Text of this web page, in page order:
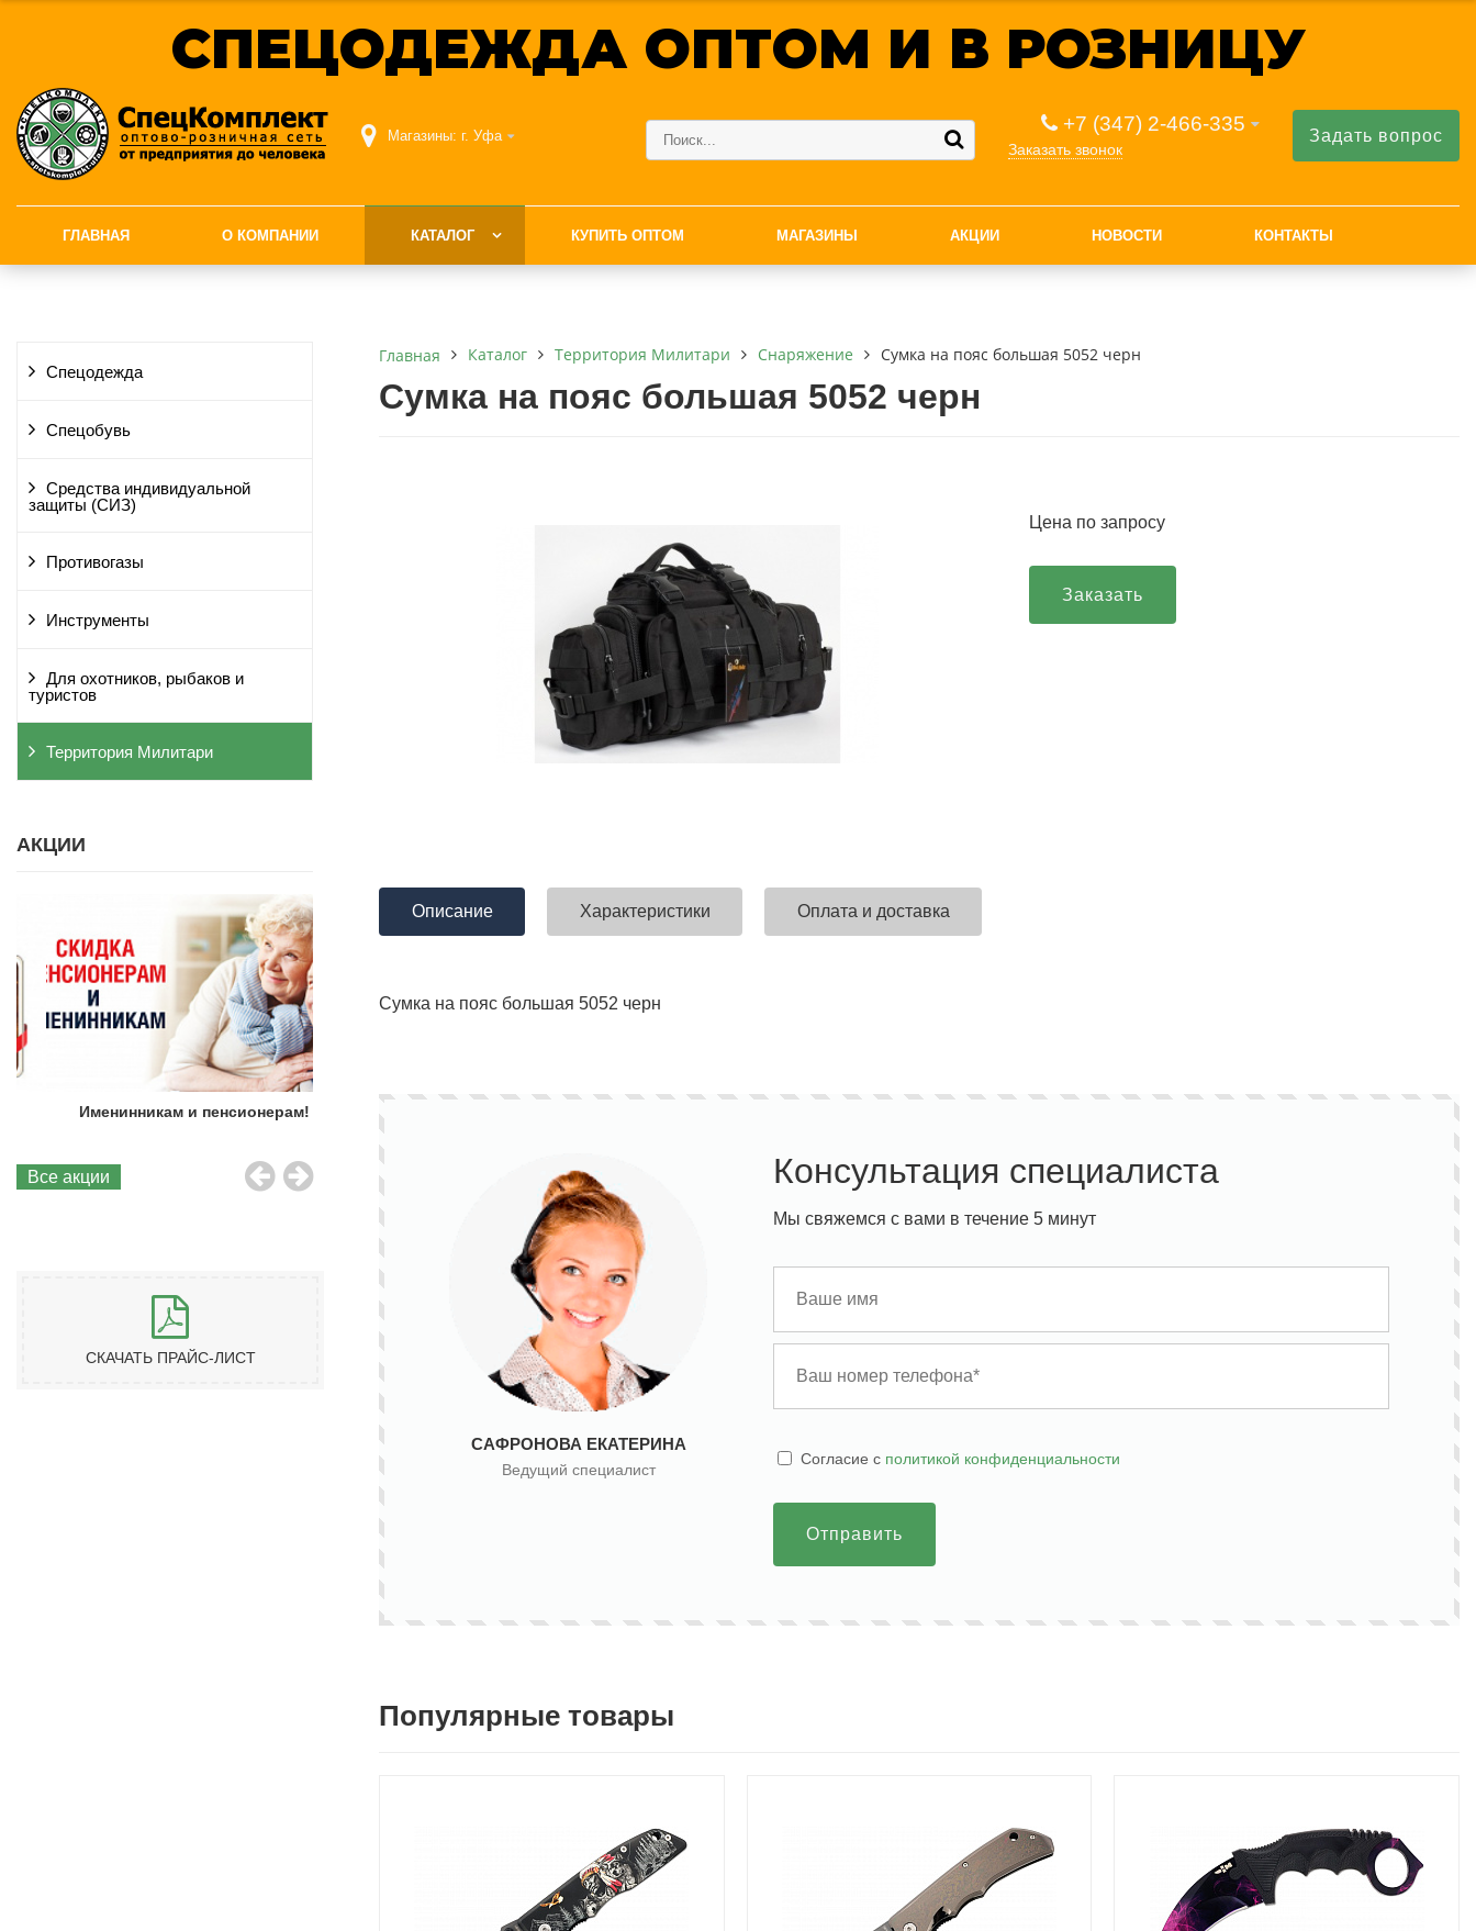
СПЕЦОДЕЖДА ОПТОМ И В РОЗНИЦУ
Магазины: г. Уфа +7 (347) 2-466-335
Заказать звонок
Задать вопрос
ГЛАВНАЯ О КОМПАНИИ КАТАЛОГ КУПИТЬ ОПТОМ МАГАЗИНЫ АКЦИИ НОВОСТИ КОНТАКТЫ
Спецодежда
Спецобувь
Средства индивидуальной
защиты (СИЗ)
Противогазы
Инструменты
Для охотников, рыбаков и
туристов
Территория Милитари
АКЦИИ
Именинникам и пенсионерам! Бесплатная доставка!
Все акции
СКАЧАТЬ ПРАЙС-ЛИСТ
Главная Каталог Территория Милитари Снаряжение Сумка на пояс большая 5052 черн
Сумка на пояс большая 5052 черн
Цена по запросу
Заказать
Описание Характеристики Оплата и доставка
Сумка на пояс большая 5052 черн
САФРОНОВА ЕКАТЕРИНА
Ведущий специалист
Консультация специалиста
Мы свяжемся с вами в течение 5 минут
Cогласие с политикой конфиденциальности
Отправить
Популярные товары